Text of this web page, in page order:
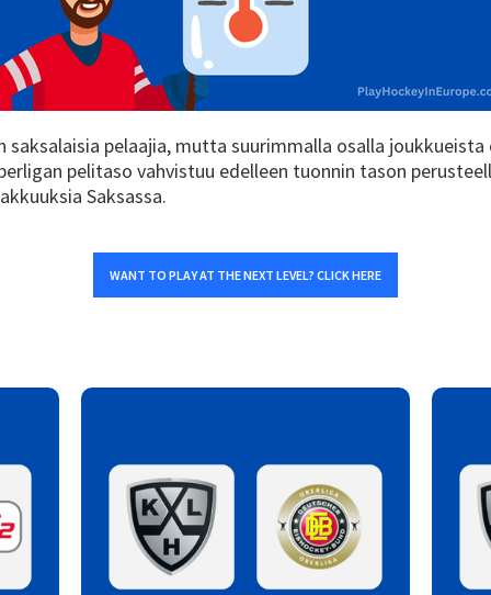
saksalaisia pelaajia, mutta suurimmalla osalla
pelitaso vahvistuu edelleen tuonnin tason
Saksassa.
WANT TO PLAY AT THE NEXT LEVEL? CLICK HERE